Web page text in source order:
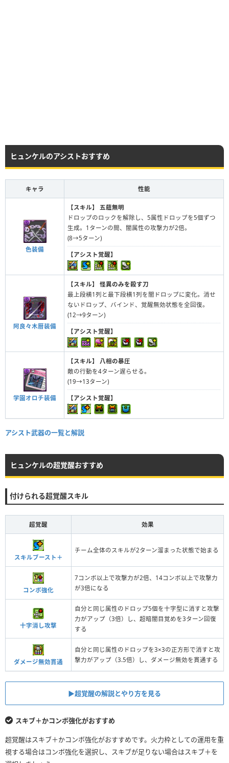
ヒュンケルのアシストおすすめ
キャラ 性能
色装備
【スキル】
五蘊無明
ドロップのロックを解除し、5属性ドロップを5個ずつ
生成。1ターンの間、闇属性の攻撃力が2倍。
(8→5ターン)
【アシスト覚醒】
阿良々木暦装備
【スキル】
怪異のみを殺す刀
最上段横1列と最下段横1列を闇ドロップに変化。消せ
ないドロップ、バインド、覚醒無効状態を全回復。
(12→9ターン)
【アシスト覚醒】
学園オロチ装備
【スキル】
八相の暴圧
敵の行動を4ターン遅らせる。
(19→13ターン)
【アシスト覚醒】
アシスト武器の一覧と解説
ヒュンケルの超覚醒おすすめ
付けられる超覚醒スキル
超覚醒 効果
スキルブースト＋
チーム全体のスキルが2ターン溜まった状態で始まる
コンボ強化
7コンボ以上で攻撃力が2倍、14コンボ以上で攻撃力
が3倍になる
十字消し攻撃
自分と同じ属性のドロップ5個を十字型に消すと攻撃
力がアップ（3倍）し、超暗闇目覚めを3ターン回復
する
ダメージ無効貫通
自分と同じ属性のドロップを3×3の正方形で消すと攻
撃力がアップ（3.5倍）し、ダメージ無効を貫通する
▶︎超覚醒の解説とやり方を見る
スキブ＋かコンボ強化がおすすめ
超覚醒はスキブ＋かコンボ強化がおすすめです。火力枠としての運用を重
視する場合はコンボ強化を選択し、スキブが足りない場合はスキブ＋を